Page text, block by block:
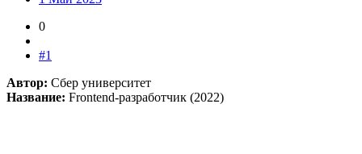
0
#1
Автор: Сбер университет
Название: Frontend-разработчик (2022)